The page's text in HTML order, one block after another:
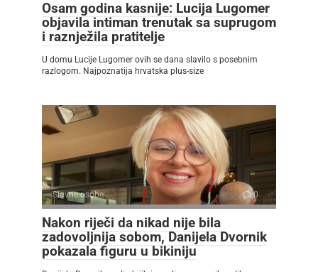
Osam godina kasnije: Lucija Lugomer
objavila intiman trenutak sa suprugom
i raznježila pratitelje
U domu Lucije Lugomer ovih se dana slavilo s posebnim
razlogom. Najpoznatija hrvatska plus-size
Slavne osobe 0
Nakon riječi da nikad nije bila
zadovoljnija sobom, Danijela Dvornik
pokazala figuru u bikiniju